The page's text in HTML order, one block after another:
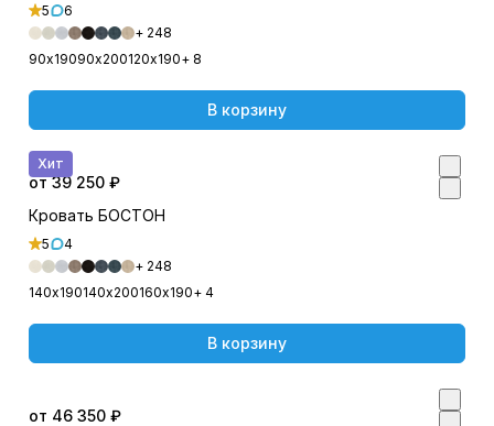
5
6
+ 248
90х19090х200120х190+ 8
В корзину
Хит
от 39 250 ₽
Кровать БОСТОН
5
4
+ 248
140х190140х200160х190+ 4
В корзину
от 46 350 ₽